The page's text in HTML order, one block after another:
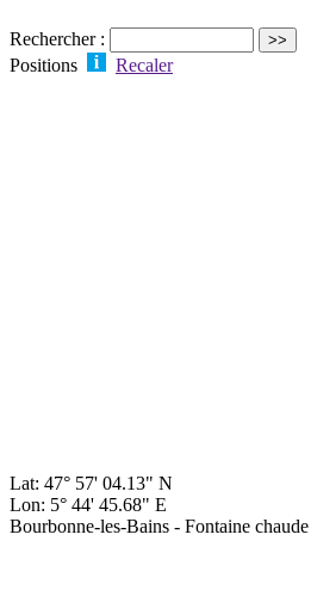
Rechercher :
Positions
Recaler
Lat: 47° 57' 04.13" N
Lon: 5° 44' 45.68" E
Bourbonne-les-Bains - Fontaine chaude